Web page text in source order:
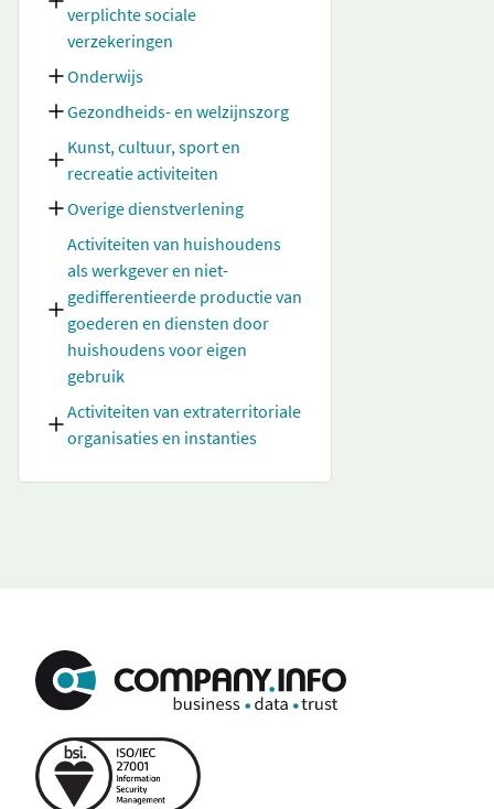
verplichte sociale
verzekeringen
Onderwijs
Gezondheids- en welzijnszorg
Kunst, cultuur, sport en
recreatie activiteiten
Overige dienstverlening
Activiteiten van huishoudens
als werkgever en niet-
gedifferentieerde productie van
goederen en diensten door
huishoudens voor eigen
gebruik
Activiteiten van extraterritoriale
organisaties en instanties